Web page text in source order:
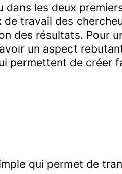
dans les deux
de travail des
des résultats. Pour
un aspect
permettent de créer
qui permet de